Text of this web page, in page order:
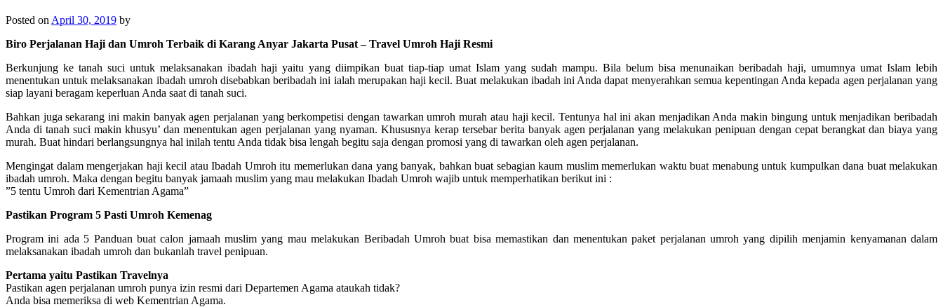
Posted on April 30, 2019 by
Biro Perjalanan Haji dan Umroh Terbaik di Karang Anyar Jakarta Pusat – Travel Umroh Haji Resmi
Berkunjung ke tanah suci untuk melaksanakan ibadah haji yaitu yang diimpikan buat tiap-tiap umat Islam yang sudah mampu. Bila belum bisa menunaikan beribadah haji, umumnya umat Islam lebih
menentukan untuk melaksanakan ibadah umroh disebabkan beribadah ini ialah merupakan haji kecil. Buat melakukan ibadah ini Anda dapat menyerahkan semua kepentingan Anda kepada agen perjalanan yang
siap layani beragam keperluan Anda saat di tanah suci.
Bahkan juga sekarang ini makin banyak agen perjalanan yang berkompetisi dengan tawarkan umroh murah atau haji kecil. Tentunya hal ini akan menjadikan Anda makin bingung untuk menjadikan beribadah
Anda di tanah suci makin khusyu’ dan menentukan agen perjalanan yang nyaman. Khususnya kerap tersebar berita banyak agen perjalanan yang melakukan penipuan dengan cepat berangkat dan biaya yang
murah. Buat hindari berlangsungnya hal inilah tentu Anda tidak bisa lengah begitu saja dengan promosi yang di tawarkan oleh agen perjalanan.
Mengingat dalam mengerjakan haji kecil atau Ibadah Umroh itu memerlukan dana yang banyak, bahkan buat sebagian kaum muslim memerlukan waktu buat menabung untuk kumpulkan dana buat melakukan
ibadah umroh. Maka dengan begitu banyak jamaah muslim yang mau melakukan Ibadah Umroh wajib untuk memperhatikan berikut ini :
”5 tentu Umroh dari Kementrian Agama”
Pastikan Program 5 Pasti Umroh Kemenag
Program ini ada 5 Panduan buat calon jamaah muslim yang mau melakukan Beribadah Umroh buat bisa memastikan dan menentukan paket perjalanan umroh yang dipilih menjamin kenyamanan dalam
melaksanakan ibadah umroh dan bukanlah travel penipuan.
Pertama yaitu Pastikan Travelnya
Pastikan agen perjalanan umroh punya izin resmi dari Departemen Agama ataukah tidak?
Anda bisa memeriksa di web Kementrian Agama.